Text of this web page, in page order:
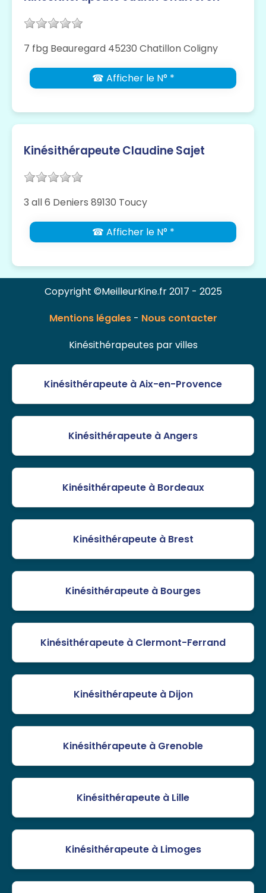
7 fbg Beauregard 45230 Chatillon Coligny
☎ Afficher le N° *
Kinésithérapeute Claudine Sajet
3 all 6 Deniers 89130 Toucy
☎ Afficher le N° *
Copyright ©MeilleurKine.fr 2017 - 2025
Mentions légales- Nous contacter
Kinésithérapeutes par villes
Kinésithérapeute à Aix-en-Provence
Kinésithérapeute à Angers
Kinésithérapeute à Bordeaux
Kinésithérapeute à Brest
Kinésithérapeute à Bourges
Kinésithérapeute à Clermont-Ferrand
Kinésithérapeute à Dijon
Kinésithérapeute à Grenoble
Kinésithérapeute à Lille
Kinésithérapeute à Limoges